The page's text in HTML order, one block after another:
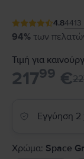
4.84413
94% των
Τιμή για
21799 €
Εγγύηση 2
Χρώμα: Space